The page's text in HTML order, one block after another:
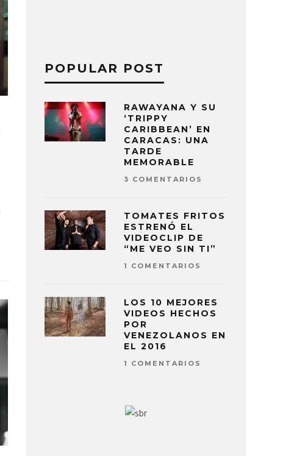
POPULAR POST
RAWAYANA Y SU
‘TRIPPY
CARIBBEAN’ EN
CARACAS: UNA
TARDE
MEMORABLE
3 COMENTARIOS
TOMATES FRITOS
ESTRENÓ EL
VIDEOCLIP DE
“ME VEO SIN TI”
1 COMENTARIOS
LOS 10 MEJORES
VIDEOS HECHOS
POR
VENEZOLANOS EN
EL 2016
1 COMENTARIOS